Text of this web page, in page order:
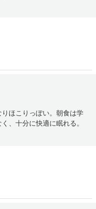
ほこりっぽい。朝食は学
、十分に快適に眠れる。